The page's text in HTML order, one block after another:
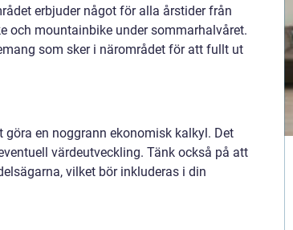
erbjuder något för alla årstider från
och mountainbike under sommarhalvåret.
som sker i närområdet för att fullt ut
en noggrann ekonomisk kalkyl. Det
värdeutveckling. Tänk också på att
vilket bör inkluderas i din